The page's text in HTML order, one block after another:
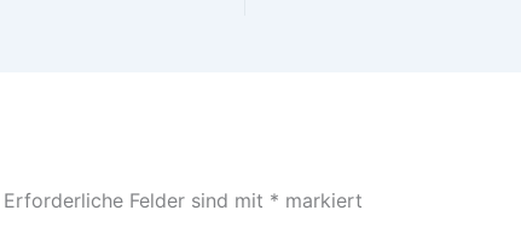
Erforderliche Felder sind mit * markiert